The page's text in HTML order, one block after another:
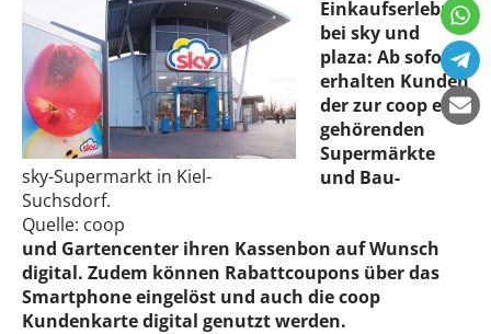
sky-Supermarkt in Kiel-
Suchsdorf.
Quelle: coop
Einkaufserlebnis
bei sky und
plaza: Ab sofort
erhalten Kunden
der zur coop eG
gehörenden
Supermärkte
und Bau-
und Gartencenter ihren Kassenbon auf Wunsch
digital. Zudem können Rabattcoupons über das
Smartphone eingelöst und auch die coop
Kundenkarte digital genutzt werden.